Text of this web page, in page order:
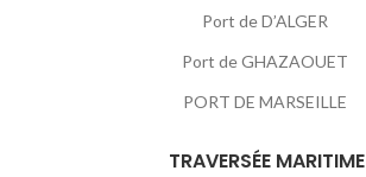
Port de D’ALGER
Port de GHAZAOUET
PORT DE MARSEILLE
TRAVERSÉE MARITIME